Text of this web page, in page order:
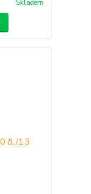
Skladem